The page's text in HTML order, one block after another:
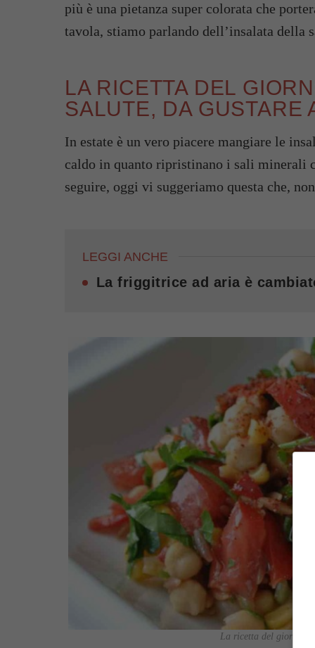
più è una pietanza super colorata che
tavola, stiamo parlando dell’insalata della
LA RICETTA DEL
SALUTE, DA GUSTARE
In estate è un vero piacere mangiare le
caldo in quanto ripristinano i sali minerali
seguire, oggi vi suggeriamo questa che,
LEGGI ANCHE
La friggitrice ad aria è
La ricetta del giorno è